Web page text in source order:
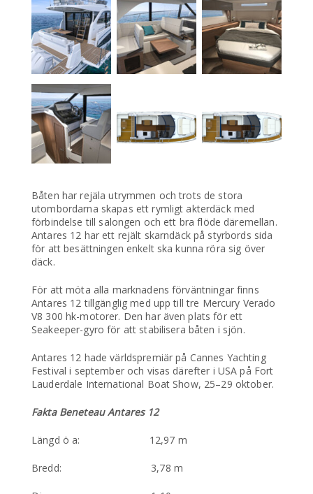
Båten har rejäla utrymmen och trots de stora
utombordarna skapas ett rymligt akterdäck med
förbindelse till salongen och ett bra flöde däremellan.
Antares 12 har ett rejält skarndäck på styrbords sida
för att besättningen enkelt ska kunna röra sig över
däck.
För att möta alla marknadens förväntningar finns
Antares 12 tillgänglig med upp till tre Mercury Verado
V8 300 hk-motorer. Den har även plats för ett
Seakeeper-gyro för att stabilisera båten i sjön.
Antares 12 hade världspremiär på Cannes Yachting
Festival i september och visas därefter i USA på Fort
Lauderdale International Boat Show, 25–29 oktober.
Fakta Beneteau Antares 12
Längd ö a: 12,97 m
Bredd: 3,78 m